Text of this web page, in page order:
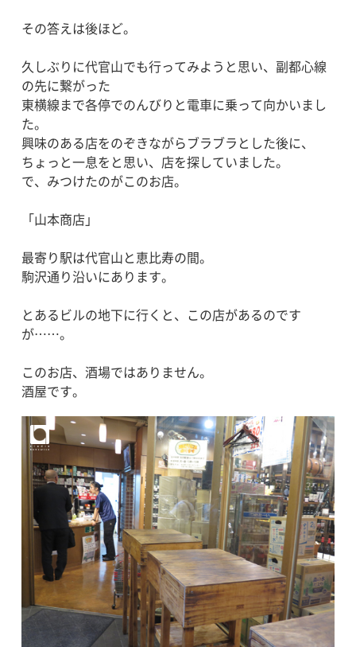
その答えは後ほど。
久しぶりに代官山でも行ってみようと思い、副都心線
の先に繋がった
東横線まで各停でのんびりと電車に乗って向かいまし
た。
興味のある店をのぞきながらブラブラとした後に、
ちょっと一息をと思い、店を探していました。
で、みつけたのがこのお店。
「山本商店」
最寄り駅は代官山と恵比寿の間。
駒沢通り沿いにあります。
とあるビルの地下に行くと、この店があるのです
が……。
このお店、酒場ではありません。
酒屋です。